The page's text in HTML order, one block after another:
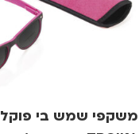
משקפי שמש בי פוקל